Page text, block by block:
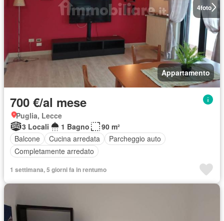
4foto
Appartamento
700 €/al mese
Puglia, Lecce
3 Locali
1 Bagno
90 m²
Balcone
Cucina arredata
Parcheggio auto
Completamente arredato
1 settimana, 5 giorni fa in rentumo